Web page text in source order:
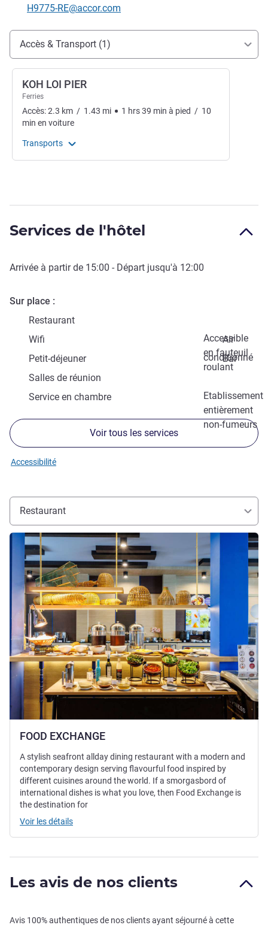
Email de contact
H9775-RE@accor.com
Accès et transports
Accès & Transport (1)
KOH LOI PIER
Ferries
Accès:2.3 km / 1.43 mi 1 hrs39 min à pied / 10
min en voiture
Transports
Services de l'hôtel
Arrivée à partir de 15:00 - Départ jusqu'à 12:00
Sur place
Restaurant
Accessible
en fauteuil
roulant
Wifi
Air
conditionné
Petit-déjeuner
Bar
Salles de réunion
Etablissement
entièrement
non-fumeurs
Service en chambre
Voir tous les services
Accessibilité
Restaurant
FOOD EXCHANGE
Voir les détails
A stylish seafront allday dining restaurant with a modern and
contemporary design serving flavourful food inspired by
different cuisines around the world. If a smorgasbord of
international dishes is what you love, then Food Exchange is
the destination for
Voir les détails
Les avis de nos clients
Avis 100% authentiques de nos clients ayant séjourné à cette